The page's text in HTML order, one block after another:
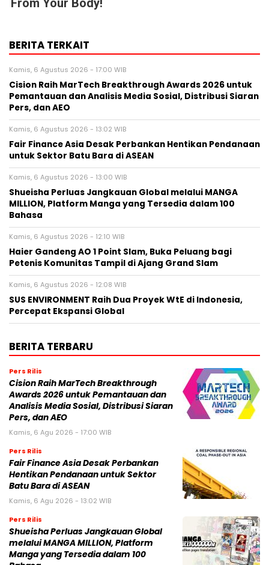
From Your Body!
BERITA TERKAIT
Kamis, 6 Agustus 2026 - 17:00 WIB
Cision Raih MarTech Breakthrough Awards 2026 untuk
Pemantauan dan Analisis Media Sosial, Distribusi Siaran
Pers, dan AEO
Kamis, 6 Agustus 2026 - 13:02 WIB
Fair Finance Asia Desak Perbankan Hentikan Pendanaan
untuk Sektor Batu Bara di ASEAN
Kamis, 6 Agustus 2026 - 13:00 WIB
Shueisha Perluas Jangkauan Global melalui MANGA
MILLION, Platform Manga yang Tersedia dalam 100
Bahasa
Kamis, 6 Agustus 2026 - 12:10 WIB
Haier Gandeng AO 1 Point Slam, Buka Peluang bagi
Petenis Komunitas Tampil di Ajang Grand Slam
Kamis, 6 Agustus 2026 - 12:08 WIB
SUS ENVIRONMENT Raih Dua Proyek WtE di Indonesia,
Percepat Ekspansi Global
BERITA TERBARU
Pers Rilis
Cision Raih MarTech Breakthrough
Awards 2026 untuk Pemantauan dan
Analisis Media Sosial, Distribusi Siaran
Pers, dan AEO
Kamis, 6 Agu 2026 - 17:00 WIB
Pers Rilis
Fair Finance Asia Desak Perbankan
Hentikan Pendanaan untuk Sektor
Batu Bara di ASEAN
Kamis, 6 Agu 2026 - 13:02 WIB
Pers Rilis
Shueisha Perluas Jangkauan Global
melalui MANGA MILLION, Platform
Manga yang Tersedia dalam 100